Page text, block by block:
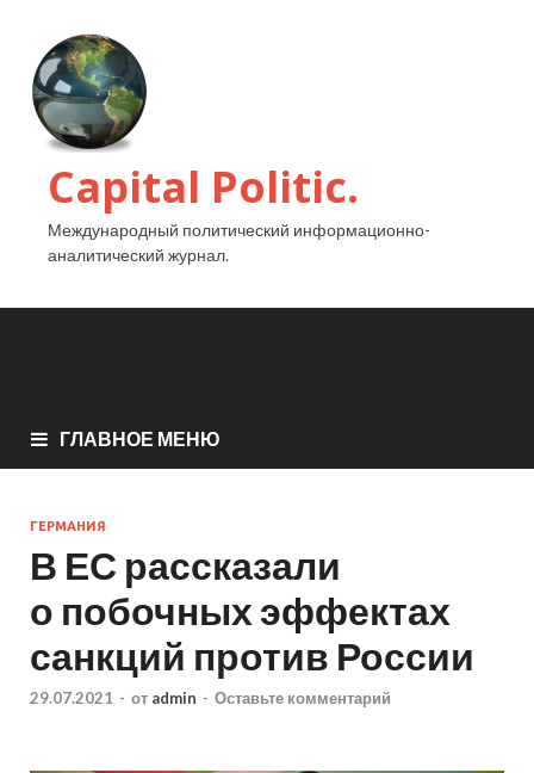
Capital Politic.
Международный политический информационно-
аналитический журнал.
ГЛАВНОЕ МЕНЮ
ГЕРМАНИЯ
В ЕС рассказали
о побочных эффектах
санкций против России
29.07.2021 - от admin - Оставьте комментарий